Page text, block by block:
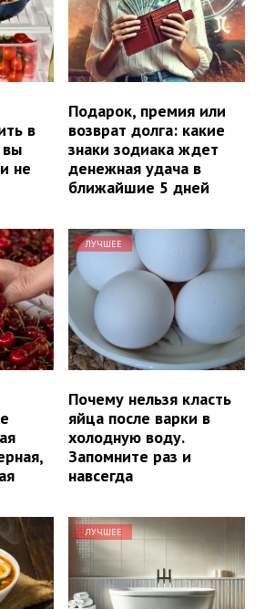
в
вы
не
Подарок, премия или
возврат долга: какие
знаки зодиака ждет
денежная удача в
ближайшие 5 дней
ЛУЧШЕЕ
Почему нельзя класть
яйца после варки в
холодную воду.
Запомните раз и
навсегда
ЛУЧШЕЕ